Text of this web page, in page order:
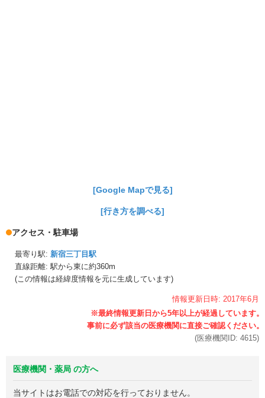
[Google Mapで見る]
[行き方を調べる]
アクセス・駐車場
最寄り駅: 新宿三丁目駅
直線距離: 駅から東に約360m
(この情報は経緯度情報を元に生成しています)
情報更新日時: 2017年6月
(医療機関ID: 4615)
医療機関・薬局 の方へ
当サイトはお電話での対応を行っておりません。